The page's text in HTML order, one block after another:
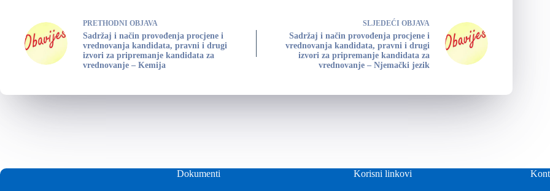
PRETHODNI OBJAVA
Sadržaj i način provođenja procjene i
vrednovanja kandidata, pravni i drugi
izvori za pripremanje kandidata za
vrednovanje – Kemija
SLJEDEĆI OBJAVA
Sadržaj i način provođenja procjene i
vrednovanja kandidata, pravni i drugi
izvori za pripremanje kandidata za
vrednovanje – Njemački jezik
Dokumenti Korisni linkovi